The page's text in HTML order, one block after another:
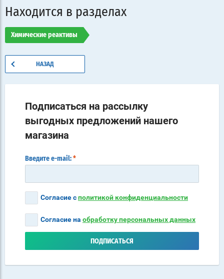
Находится в разделах
Химические реактивы
НАЗАД
Подписаться на рассылку
выгодных предложений нашего
магазина
Введите e-mail: *
Согласие сполитикой конфиденциальности
Согласие на обработку персональных данных
ПОДПИСАТЬСЯ